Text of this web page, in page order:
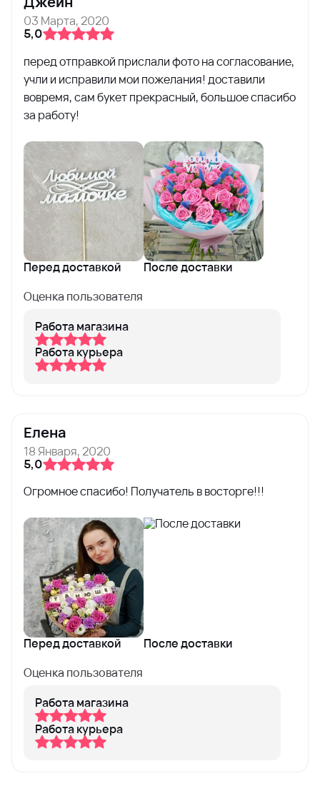
5,0
03 Марта, 2020
перед отправкой прислали фото на согласование,
учли и исправили мои пожелания! доставили
вовремя, сам букет прекрасный, большое спасибо
за работу!
Перед доставкой
После доставки
Оценка пользователя
Работа магазина
Работа курьера
Елена
5,0
18 Января, 2020
Огромное спасибо! Получатель в восторге!!!
Перед доставкой
После доставки
Оценка пользователя
Работа магазина
Работа курьера